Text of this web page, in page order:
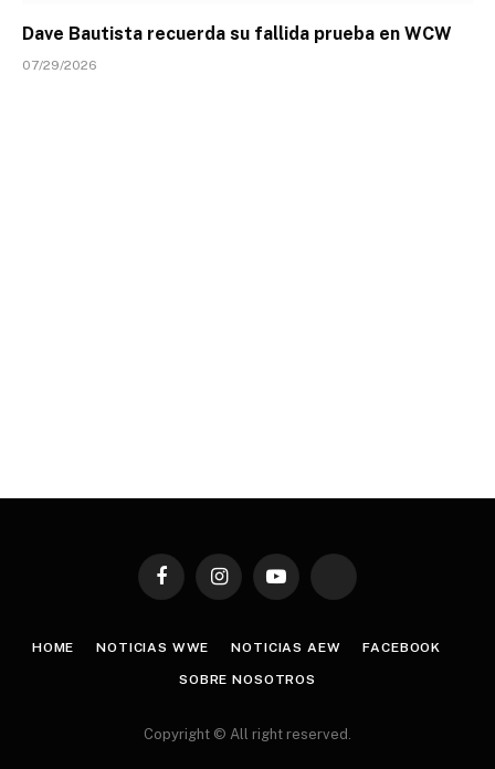
Dave Bautista recuerda su fallida prueba en WCW
07/29/2026
FacebookInstagramYouTube TikTok
HOME NOTICIAS WWE NOTICIAS AEW FACEBOOK
SOBRE NOSOTROS
Copyright © All right reserved.